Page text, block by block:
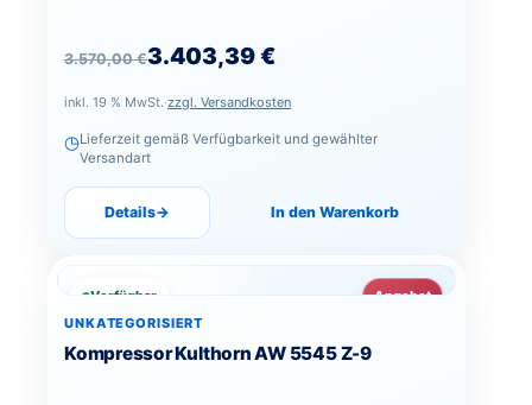
3.570,00€
Ursprünglicher Preis war: 3.570,00 €
3.403,39€
Aktueller Preis ist: 3.403,39 €.
inkl. 19 % MwSt.·zzgl. Versandkosten
◷Lieferzeit gemäß Verfügbarkeit und gewählter
Versandart
Details→ In den Warenkorb
Verfügbar
Angebot
UNKATEGORISIERT
Kompressor Kulthorn AW 5545 Z-9